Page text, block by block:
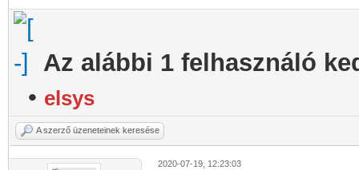
Az alábbi 1 felhasználó
• elsys
A szerző üzeneteinek keresése
2020-07-19, 12:23:03